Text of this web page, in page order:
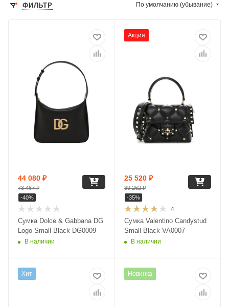
ФИЛЬТР По умолчанию (убывание)
Сумка Dolce & Gabbana DG
Logo Small Black DG0009
В наличии
44 080 ₽
73 467₽
-40%
Акция
4
Сумка Valentino Candystud
Small Black VA0007
В наличии
25 520₽
39 262₽
-35%
Хит Новинка